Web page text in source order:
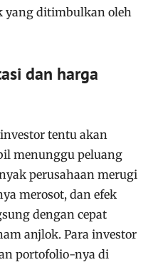
yang ditimbulkan oleh
dan harga
tentu akan
menunggu peluang
perusahaan merugi
merosot, dan efek
dengan cepat
anjlok. Para investor
portofolio-nya di